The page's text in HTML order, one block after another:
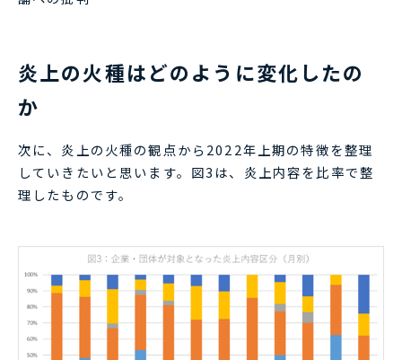
炎上の火種はどのように変化したの
か
次に、炎上の火種の観点から2022年上期の特徴を整理
していきたいと思います。図3は、炎上内容を比率で整
理したものです。